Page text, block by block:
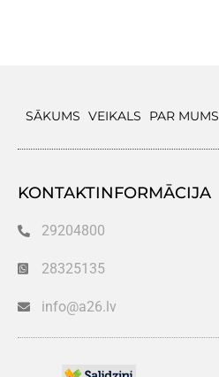
SĀKUMS VEIKALS PAR MUMS
KONTAKTINFORMĀCIJA
29204800
28325135
info@a26.lv